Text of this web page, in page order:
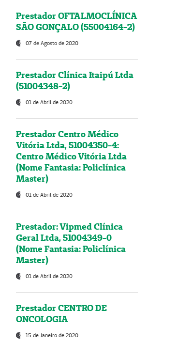
Prestador OFTALMOCLÍNICA
SÃO GONÇALO (55004164-2)
07 de Agosto de 2020
Prestador Clínica Itaipú Ltda
(51004348-2)
01 de Abril de 2020
Prestador Centro Médico
Vitória Ltda, 51004350-4:
Centro Médico Vitória Ltda
(Nome Fantasia: Policlínica
Master)
01 de Abril de 2020
Prestador: Vipmed Clínica
Geral Ltda, 51004349-0
(Nome Fantasia: Policlínica
Master)
01 de Abril de 2020
Prestador CENTRO DE
ONCOLOGIA
15 de Janeiro de 2020